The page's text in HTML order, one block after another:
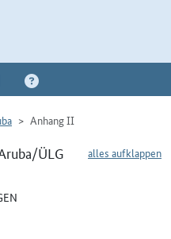
Anhang II
alles aufklappen
ÜLG